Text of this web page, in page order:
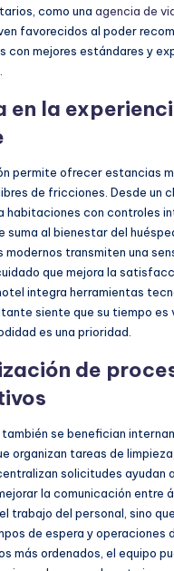
como una agencia de
ven favorecidos al poder
con mejores estándares y
en la
permite ofrecer estancias
de fricciones. Desde un
habitaciones con controles
suma al bienestar del
modernos transmiten una
que mejora la
integra herramientas
siente que su tiempo es
es una prioridad.
de
se benefician
organizan tareas de
solicitudes ayudan
la comunicación entre
trabajo del personal, sino
de espera y operaciones
más ordenados, el equipo